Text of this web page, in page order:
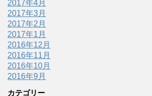
2017年4月
2017年3月
2017年2月
2017年1月
2016年12月
2016年11月
2016年10月
2016年9月
カテゴリー